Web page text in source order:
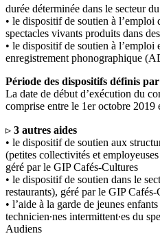
durée déterminée dans le secteur
• le dispositif de soutien à l’emploi
spectacles vivants produits dans
• le dispositif de soutien à l’emploi
enregistrement phonographique
Période des dispositifs définis
La date de début d’exécution du
comprise entre le 1er octobre 2019
▹ 3 autres aides
• le dispositif de soutien aux
(petites collectivités et
géré par le GIP Cafés-Cultures
• le dispositif de soutien dans le
restaurants), géré par le GIP Cafés-
• l’aide à la garde de jeunes
technicien∙nes intermittent∙es du
Audiens